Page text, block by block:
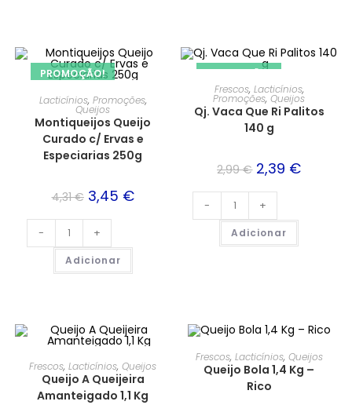
PROMOÇÃO!
Lacticínios, Promoções,
Queijos
Montiqueijos Queijo
Curado c/ Ervas e
Especiarias 250g
4,31€ 3,45 €
- +
Adicionar
PROMOÇÃO!
Frescos, Lacticínios,
Promoções,Queijos
Qj. Vaca Que Ri Palitos
140 g
2,99€ 2,39 €
- +
Adicionar
Frescos,Lacticínios,Queijos
Queijo A Queijeira
Amanteigado 1,1 Kg
Frescos, Lacticínios, Queijos
Queijo Bola 1,4 Kg –
Rico